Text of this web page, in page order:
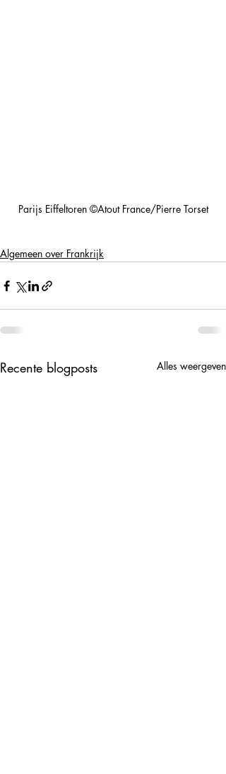
Parijs Eiffeltoren ©Atout France/Pierre Torset
Algemeen over Frankrijk
Recente blogposts Alles weergeven